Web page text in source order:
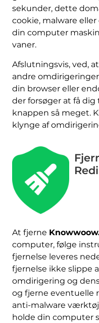
sekunder, dette
cookie, malware
din computer
vaner.
Afslutningsvis, ved,
andre
din browser eller
der forsøger at få
knappen så meget.
klynge af
At fjerne
computer, følge
fjernelse leveres
fjernelse ikke slippe
omdirigering og
og fjerne eventuelle
anti-malware
holde din computer